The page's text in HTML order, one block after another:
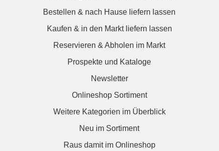
Bestellen & nach Hause liefern lassen
Kaufen & in den Markt liefern lassen
Reservieren & Abholen im Markt
Prospekte und Kataloge
Newsletter
Onlineshop Sortiment
Weitere Kategorien im Überblick
Neu im Sortiment
Raus damit im Onlineshop